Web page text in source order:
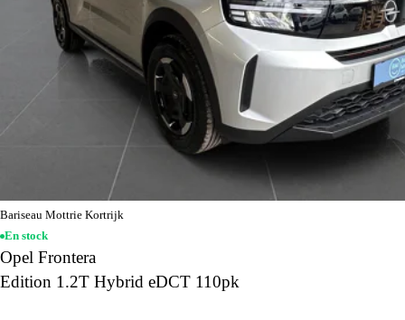
Bariseau Mottrie Kortrijk
En stock
Opel Frontera
Edition 1.2T Hybrid eDCT 110pk